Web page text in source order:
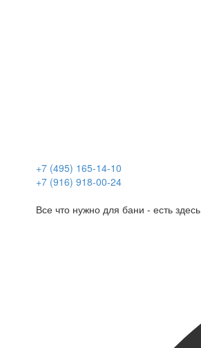
+7 (495) 165-14-10
+7 (916) 918-00-24
Все что нужно для бани - есть здесь